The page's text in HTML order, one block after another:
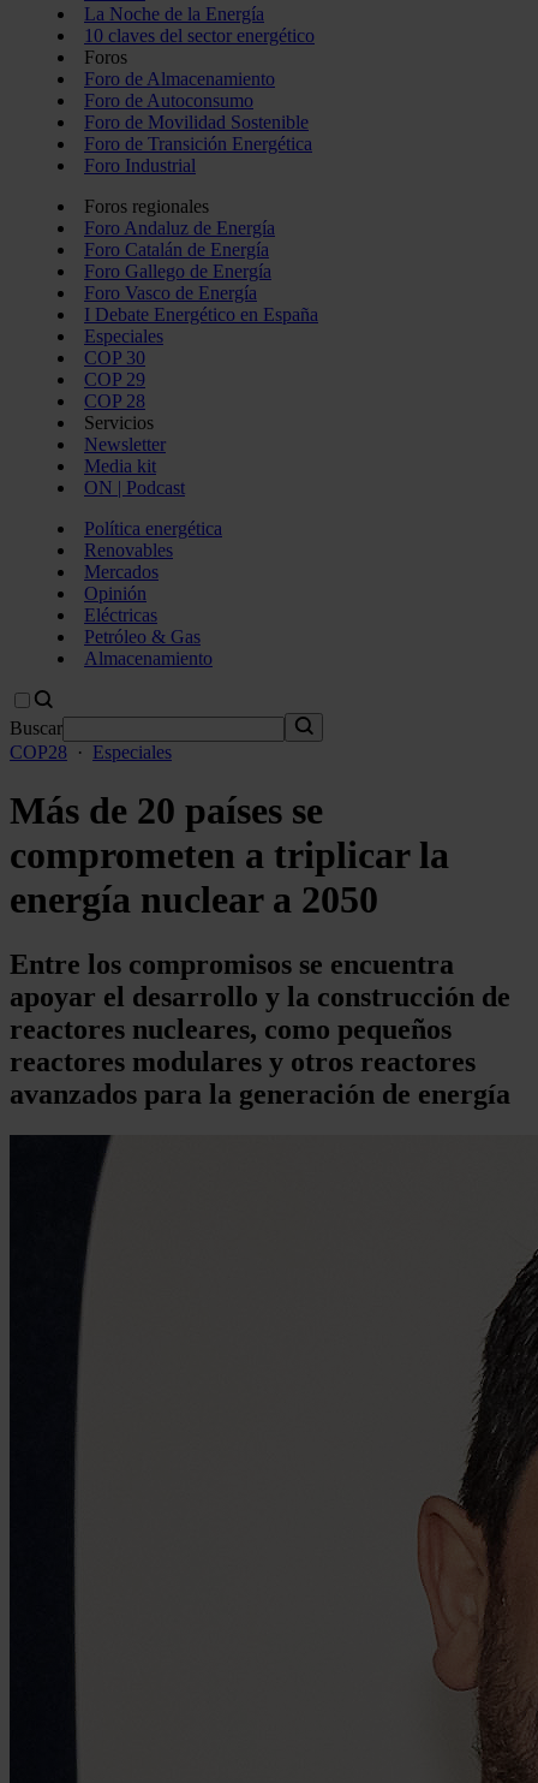
La Noche de la Energía
10 claves del sector energético
Foros
Foro de Almacenamiento
Foro de Autoconsumo
Foro de Movilidad Sostenible
Foro de Transición Energética
Foro Industrial
Foros regionales
Foro Andaluz de Energía
Foro Catalán de Energía
Foro Gallego de Energía
Foro Vasco de Energía
I Debate Energético en España
Especiales
COP 30
COP 29
COP 28
Servicios
Newsletter
Media kit
ON | Podcast
Política energética
Renovables
Mercados
Opinión
Eléctricas
Petróleo & Gas
Almacenamiento
Buscar
COP28
· Especiales
Más de 20 países se
comprometen a triplicar la
energía nuclear a 2050
Entre los compromisos se encuentra
apoyar el desarrollo y la construcción de
reactores nucleares, como pequeños
reactores modulares y otros reactores
avanzados para la generación de energía